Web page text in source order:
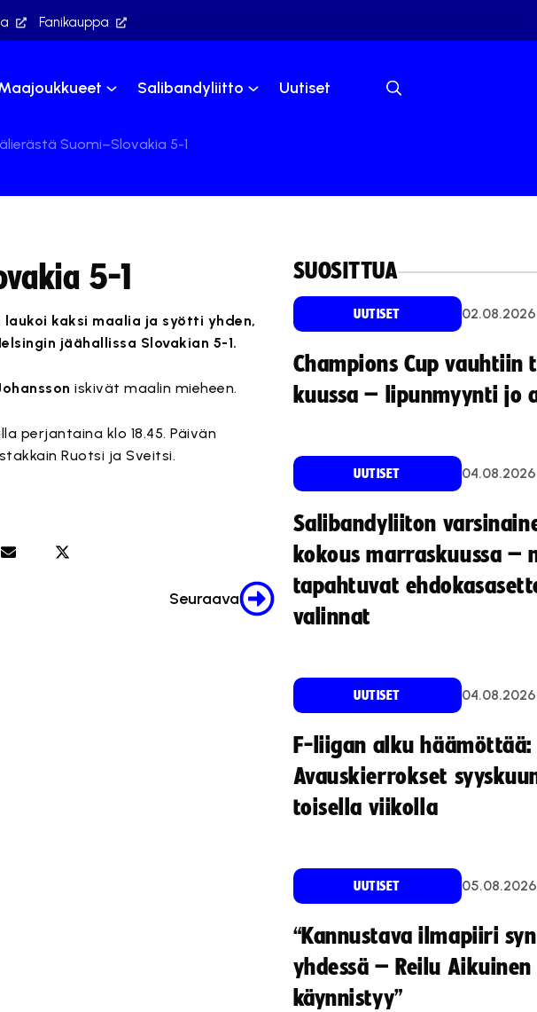
Fanikauppa
Salibandyliitto Uutiset
Suomi–Slovakia 5-1
5-1
kaksi maalia ja syötti yhden,
jäähallissa Slovakian 5-1.
iskivät maalin mieheen.
perjantaina klo 18.45. Päivän
Ruotsi ja Sveitsi.
Seuraava
SUOSITTUA
UUTISET 02.08.2026
Champions Cup vauhtiin
kuussa – lipunmyynti jo
UUTISET 04.08.2026
Salibandyliiton
kokous marraskuussa –
tapahtuvat
valinnat
UUTISET 04.08.2026
F-liigan alku häämöttää:
Avauskierrokset
toisella viikolla
UUTISET 05.08.2026
“Kannustava ilmapiiri
yhdessä – Reilu
käynnistyy”